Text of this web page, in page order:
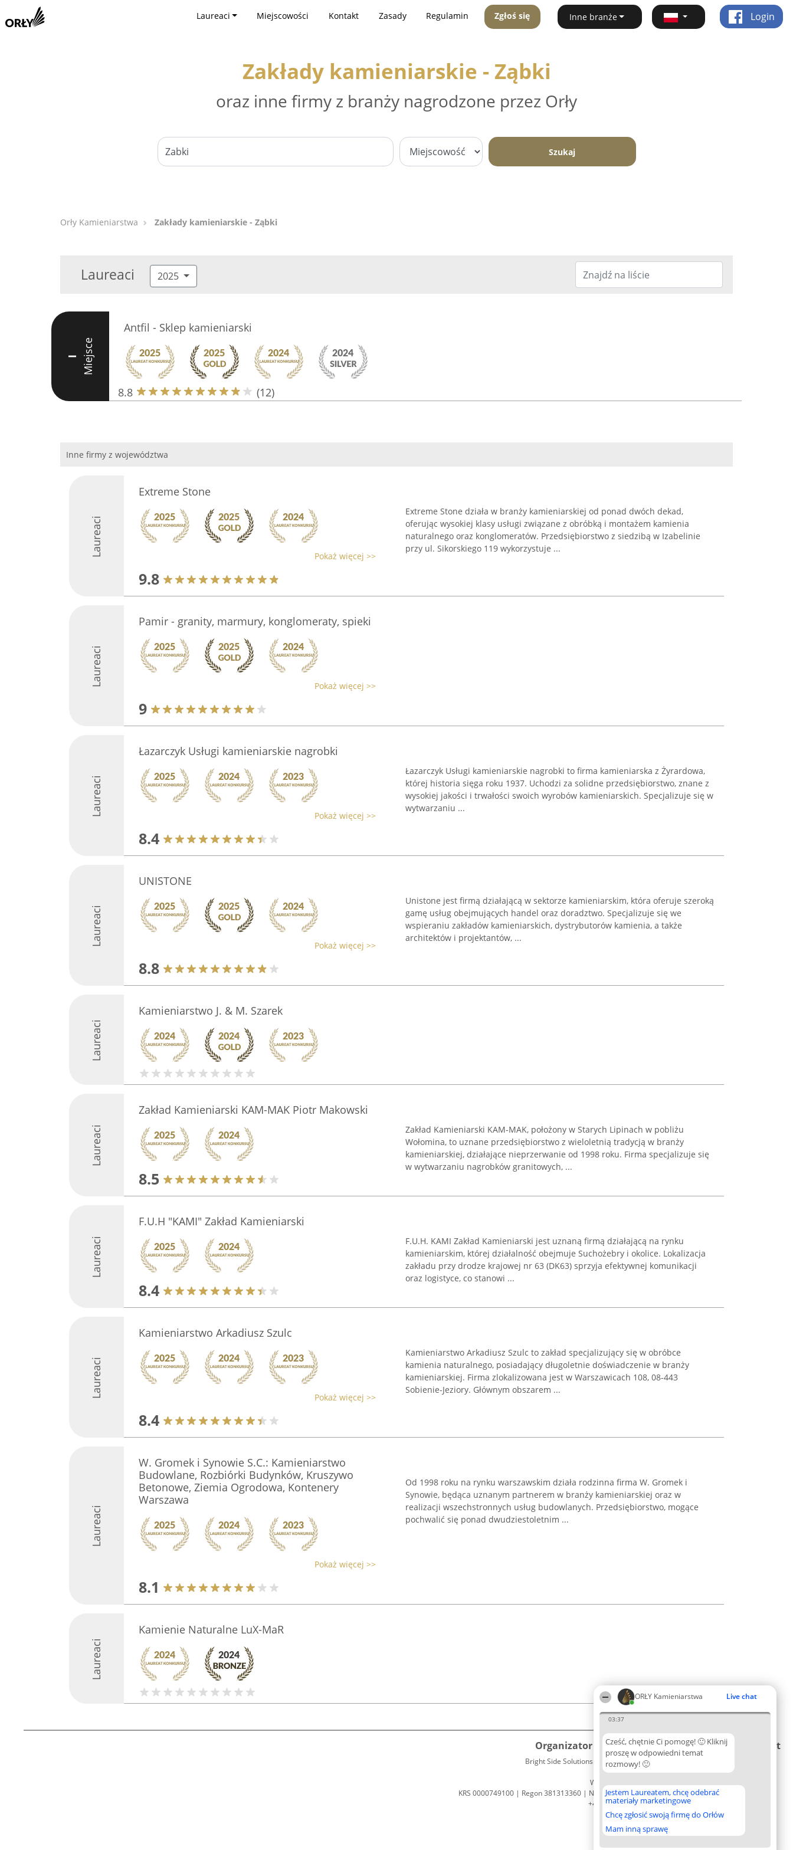
ORŁY Kamieniarstwa Live chat
03:37
Cześć, chętnie Ci pomogę! 🙂 Kliknij
proszę w odpowiedni temat
rozmowy! 🙂
Jestem Laureatem, chcę odebrać
materiały marketingowe
Chcę zgłosić swoją firmę do Orłów
Mam inną sprawę
Laureaci Miejscowości Kontakt Zasady Regulamin Zgłoś się Inne branże Login
Zakłady kamieniarskie - Ząbki
oraz inne firmy z branży nagrodzone przez Orły
Szukaj
Orły Kamieniarstwa Zakłady kamieniarskie - Ząbki
Laureaci 2025
I Miejsce
Antfil - Sklep kamieniarski
8.8 (12)
Inne firmy z województwa
Laureaci
Extreme Stone
Pokaż więcej >>
9.8
Extreme Stone działa w branży kamieniarskiej od ponad dwóch dekad,
oferując wysokiej klasy usługi związane z obróbką i montażem kamienia
naturalnego oraz konglomeratów. Przedsiębiorstwo z siedzibą w Izabelinie
przy ul. Sikorskiego 119 wykorzystuje ...
Laureaci
Pamir - granity, marmury, konglomeraty, spieki
Pokaż więcej >>
9
Laureaci
Łazarczyk Usługi kamieniarskie nagrobki
Pokaż więcej >>
8.4
Łazarczyk Usługi kamieniarskie nagrobki to firma kamieniarska z Żyrardowa,
której historia sięga roku 1937. Uchodzi za solidne przedsiębiorstwo, znane z
wysokiej jakości i trwałości swoich wyrobów kamieniarskich. Specjalizuje się w
wytwarzaniu ...
Laureaci
UNISTONE
Pokaż więcej >>
8.8
Unistone jest firmą działającą w sektorze kamieniarskim, która oferuje szeroką
gamę usług obejmujących handel oraz doradztwo. Specjalizuje się we
wspieraniu zakładów kamieniarskich, dystrybutorów kamienia, a także
architektów i projektantów, ...
Laureaci
Kamieniarstwo J. & M. Szarek
Laureaci
Zakład Kamieniarski KAM-MAK Piotr Makowski
8.5
Zakład Kamieniarski KAM-MAK, położony w Starych Lipinach w pobliżu
Wołomina, to uznane przedsiębiorstwo z wieloletnią tradycją w branży
kamieniarskiej, działające nieprzerwanie od 1998 roku. Firma specjalizuje się
w wytwarzaniu nagrobków granitowych, ...
Laureaci
F.U.H "KAMI" Zakład Kamieniarski
8.4
F.U.H. KAMI Zakład Kamieniarski jest uznaną firmą działającą na rynku
kamieniarskim, której działalność obejmuje Suchożebry i okolice. Lokalizacja
zakładu przy drodze krajowej nr 63 (DK63) sprzyja efektywnej komunikacji
oraz logistyce, co stanowi ...
Laureaci
Kamieniarstwo Arkadiusz Szulc
Pokaż więcej >>
8.4
Kamieniarstwo Arkadiusz Szulc to zakład specjalizujący się w obróbce
kamienia naturalnego, posiadający długoletnie doświadczenie w branży
kamieniarskiej. Firma zlokalizowana jest w Warszawicach 108, 08-443
Sobienie-Jeziory. Głównym obszarem ...
Laureaci
W. Gromek i Synowie S.C.: Kamieniarstwo
Budowlane, Rozbiórki Budynków, Kruszywo
Betonowe, Ziemia Ogrodowa, Kontenery
Warszawa
Pokaż więcej >>
8.1
Od 1998 roku na rynku warszawskim działa rodzinna firma W. Gromek i
Synowie, będąca uznanym partnerem w branży kamieniarskiej oraz w
realizacji wszechstronnych usług budowlanych. Przedsiębiorstwo, mogące
pochwalić się ponad dwudziestoletnim ...
Laureaci
Kamienie Naturalne LuX-MaR
Organizator plebiscytu
Bright Side Solutions sp. z o. o. sp. k.
ul. Ruska 22
Wrocław 50-079
KRS 0000749100 | Regon 381313360 | NIP 8943132676
+48 508 492 400
Plebiscyt
Lista
Laureatów
Zasady
Regulamin
Prywatności
Kontakt